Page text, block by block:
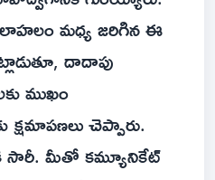
మధ్య జరిగిన ఈ
దాదాపు
ముఖం
చెప్పారు.
సారీ. మీతో కమ్యూనికేట్